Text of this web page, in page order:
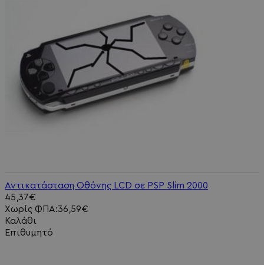
Αντικατάσταση Οθόνης LCD σε PSP Slim 2000
45,37€
Χωρίς ΦΠΑ:36,59€
Καλάθι
Επιθυμητό